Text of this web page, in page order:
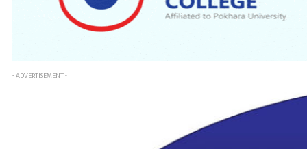
- ADVERTISEMENT -